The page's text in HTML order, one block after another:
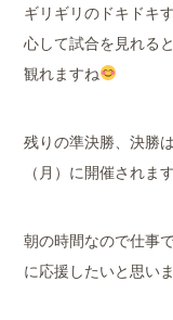
ギリギリのドキドキ
心して試合を見れる
観れますね
残りの準決勝、決勝
（月）に開催されま
朝の時間なので仕事
に応援したいと思い